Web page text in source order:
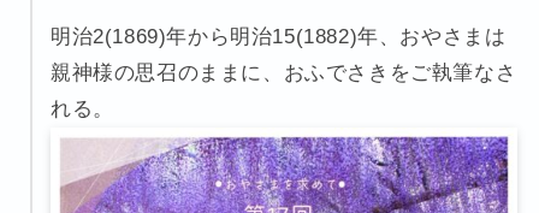
明治2(1869)年から明治15(1882)年、おやさまは
親神様の思召のままに、おふでさきをご執筆なさ
れる。